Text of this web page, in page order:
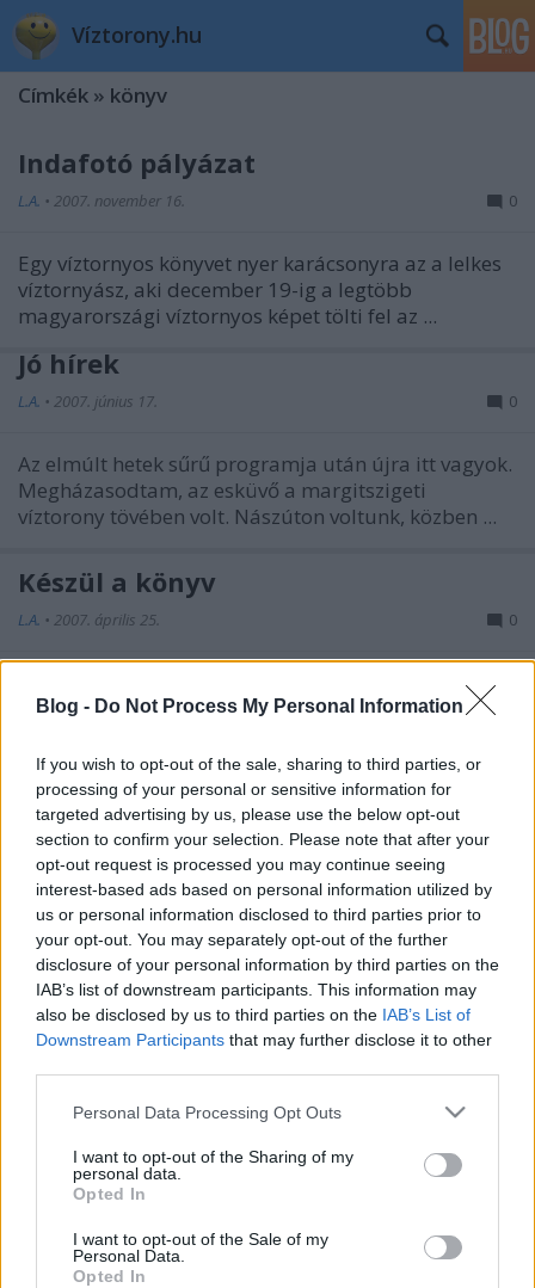
Blog - Do Not Process My Personal Information
If you wish to opt-out of the sale, sharing to third parties, or
processing of your personal or sensitive information for
targeted advertising by us, please use the below opt-out
section to confirm your selection. Please note that after your
opt-out request is processed you may continue seeing
interest-based ads based on personal information utilized by
us or personal information disclosed to third parties prior to
your opt-out. You may separately opt-out of the further
disclosure of your personal information by third parties on the
IAB’s list of downstream participants. This information may
also be disclosed by us to third parties on the IAB’s List of
Downstream Participants that may further disclose it to other
Please note that this website/app uses one or more Google
not limited to your visit or usage behaviour. You may click to
grant or deny consent to Google and its third-party tags to
use your data for below specified purposes in below Google
consent section.
Personal Data Processing Opt Outs
I want to opt-out of the Sharing of my
personal data.
Opted In
I want to opt-out of the Sale of my
Personal Data.
Opted In
Víztorony.hu
Címkék » könyv
Indafotó pályázat
L.A. • 2007. november 16. 0
Egy víztornyos könyvet nyer karácsonyra az a lelkes
víztornyász, aki december 19-ig a legtöbb
magyarországi víztornyos képet tölti fel az ...
Jó hírek
L.A. • 2007. június 17. 0
Az elmúlt hetek sűrű programja után újra itt vagyok.
Megházasodtam, az esküvő a margitszigeti
víztorony tövében volt. Nászúton voltunk, közben ...
Készül a könyv
L.A. • 2007. április 25. 0
Alakul az első magyar víztornyos könyv, az utolsó
simításokat kell csak elvégezni, néhány képcsere, egy
Fővárosi Közmunkák Tanácsa
L.A.•2007. március 21.
Minden más híreszteléssel ellentétben a kedvenc
víztornyom a margitszigeti. Hamarosan nekilátok az
aloldal rendbetételének, mert ezeréves képek ...
Tessék, vigyétek!
Annyi támogatásra kaptunk ígéretet, hogy eldőlt:
ingyenesen olvashatjátok el a német könyvet
magyarul, itt a viztorony.hu-n!
A megjelenés időpontja: ...
Wassertürme neue genutzt